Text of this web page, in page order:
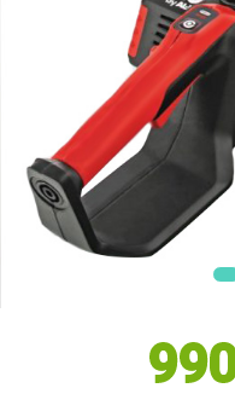
Tocator resturi vegetale
Tavalugi manuali
Scarificatoare
Gama Gazon
Tăvălugi pentru gazon
Role de irigat
Distribuitoare de nisip
Aeratoare pentru gazon
Utilaje Agricole